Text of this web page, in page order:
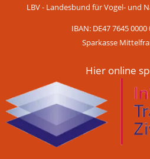
LBV - Landesbund für Vogel- und
IBAN: DE47 7645 0000
Sparkasse
Hier online